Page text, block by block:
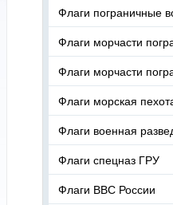
Флаги пограничные
Флаги морчасти
Флаги морчасти
Флаги морская
Флаги военная
Флаги спецназ ГРУ
Флаги ВВС России